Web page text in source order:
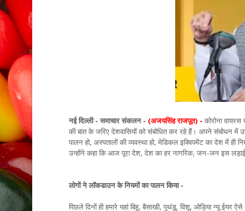
नई दिल्ली - समाचार संकलन - (अजयसिंह राजपूत) - कोरोना
की बात के जरिए देशवासियों को संबोधित कर रहे हैं। अपने संबोधन में
पालन हो, अस्पतालों की व्यवस्था हो, मेडिकल इक्विपमेंट का देश में ही
उन्होंने कहा कि आज पूरा देश, देश का हर नागरिक, जन-जन इस लड़ाई
लोगों ने लॉकडाउन के नियमों का पालन किया -
पिछले दिनों ही हमारे यहां बिहू, बैसाखी, पुथंडू, विशू, ओड़िया न्यू ईयर